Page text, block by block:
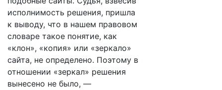
исполнимость решения, пришла
к выводу, что в нашем правовом
словаре такое понятие, как
«клон», «копия» или «зеркало»
сайта, не определено. Поэтому в
отношении «зеркал» решения
вынесено не было, —